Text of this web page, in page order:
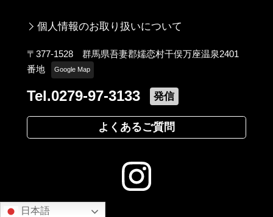
日本語
個人情報のお取り扱いについて
〒377-1528 群馬県吾妻郡嬬恋村干俣万座温泉2401
番地
Google Map
Tel.0279-97-3133 発信
よくあるご質問